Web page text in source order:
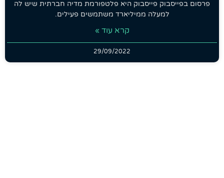
פרסום בפייסבוק פייסבוק היא פלטפורמת מדיה חברתית שיש לה
למעלה ממיליארד משתמשים פעילים.
קרא עוד »
29/09/2022